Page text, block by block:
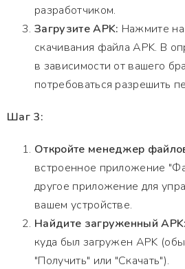
разработчиком.
Загрузите APK: Нажмите на
скачивания файла APK. В
в зависимости от вашего
потребоваться разрешить
Шаг 3:
Откройте менеджер
встроенное приложение
другое приложение для
вашем устройстве.
Найдите загруженный APK:
куда был загружен APK
"Получить" или "Скачать").